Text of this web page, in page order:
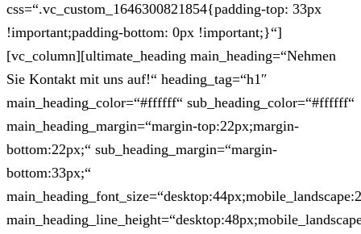
css=“.vc_custom_1646300821854{padding-top: 33px
!important;padding-bottom: 0px !important;}“]
[vc_column][ultimate_heading main_heading=“Nehmen
Sie Kontakt mit uns auf!“ heading_tag=“h1″
main_heading_color=“#ffffff“ sub_heading_color=“#ffffff“
main_heading_margin=“margin-top:22px;margin-
bottom:22px;“ sub_heading_margin=“margin-
bottom:33px;“